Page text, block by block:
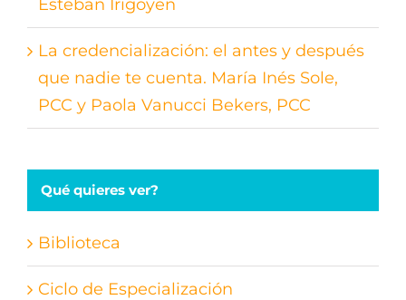
Esteban Irigoyen
La credencialización: el antes y después
que nadie te cuenta. María Inés Sole,
PCC y Paola Vanucci Bekers, PCC
Qué quieres ver?
Biblioteca
Ciclo de Especialización